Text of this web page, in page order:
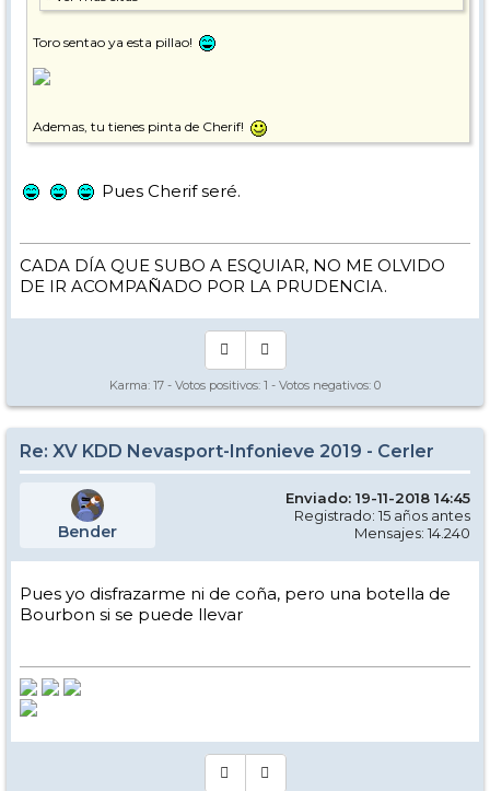
Toro sentao ya esta pillao!
Ademas, tu tienes pinta de Cherif!
Pues Cherif seré.
CADA DÍA QUE SUBO A ESQUIAR, NO ME OLVIDO
DE IR ACOMPAÑADO POR LA PRUDENCIA.
Karma: 17 - Votos positivos: 1 - Votos negativos: 0
Re: XV KDD Nevasport-Infonieve 2019 - Cerler
Bender
Enviado: 19-11-2018 14:45
Registrado: 15 años antes
Mensajes: 14.240
Pues yo disfrazarme ni de coña, pero una botella de
Bourbon si se puede llevar